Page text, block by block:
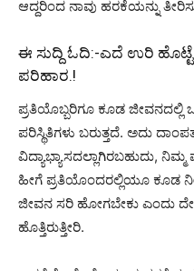
ಆದ್ದರಿಂದ ನಾವು ಹರಕೆಯನ್ನು
ಈ ಸುದ್ದಿ ಓದಿ:-ಎದೆ ಉರಿ ಹೊಟ್ಟೆ
ಪರಿಹಾರ.!
ಪ್ರತಿಯೊಬ್ಬರಿಗೂ ಕೂಡ ಜೀವನದಲ್ಲಿ
ಪರಿಸ್ಥಿತಿಗಳು ಬರುತ್ತದೆ. ಅದು
ವಿದ್ಯಾಭ್ಯಾಸದಲ್ಲಾಗಿರಬಹುದು, ನಿಮ್ಮ
ಹೀಗೆ ಪ್ರತಿಯೊಂದರಲ್ಲಿಯೂ ಕೂಡ
ಜೀವನ ಸರಿ ಹೋಗಬೇಕು ಎಂದು
ಹೊತ್ತಿರುತ್ತೀರಿ.